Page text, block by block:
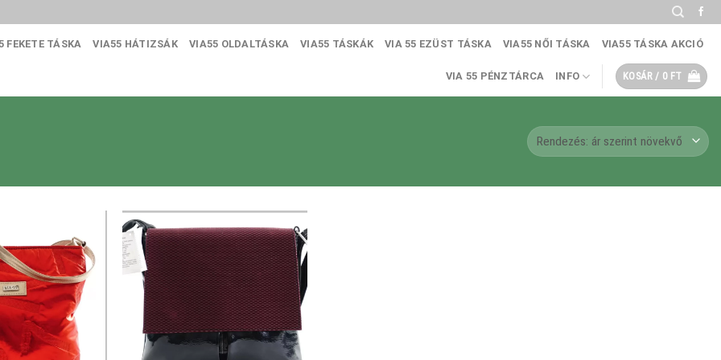
FEKETE TÁSKA VIA55 HÁTIZSÁK VIA55 OLDALTÁSKA VIA55 TÁSKÁK VIA 55 EZÜST TÁSKA VIA55 NŐI TÁSKA VIA55 TÁSKA AKCIÓ
VIA 55 PÉNZTÁRCA INFO KOSÁR / 0 FT